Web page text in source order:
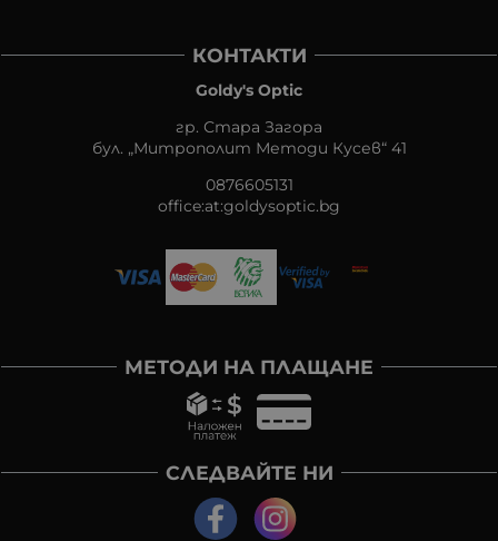
КОНТАКТИ
Goldy's Optic
гр. Стара Загора
бул. „Митрополит Методи Кусев“ 41
0876605131
office:at:goldysoptic.bg
МЕТОДИ НА ПЛАЩАНЕ
СЛЕДВАЙТЕ НИ